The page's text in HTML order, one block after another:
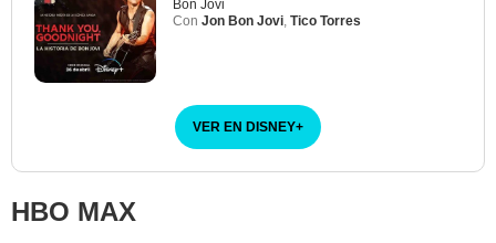
Bon Jovi
Con Jon Bon Jovi, Tico Torres
VER EN DISNEY+
HBO MAX